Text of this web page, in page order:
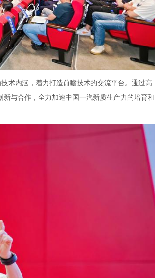
技术内涵，着力打造前瞻技术的交流平台。通过高
与合作，全力加速中国一汽新质生产力的培育和